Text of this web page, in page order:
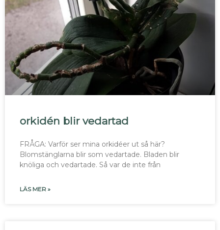
orkidén blir vedartad
FRÅGA: Varför ser mina orkidéer ut så här?
Blomstänglarna blir som vedartade. Bladen blir
knöliga och vedartade. Så var de inte från
LÄS MER »